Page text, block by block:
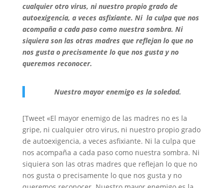
cualquier otro virus, ni nuestro propio grado de
autoexigencia, a veces asfixiante. Ni la culpa que nos
acompaña a cada paso como nuestra sombra. Ni
siquiera son las otras madres que reflejan lo que no
nos gusta o precisamente lo que nos gusta y no
queremos reconocer.
Nuestro mayor enemigo es la soledad.
[Tweet «El mayor enemigo de las madres no es la
gripe, ni cualquier otro virus, ni nuestro propio grado
de autoexigencia, a veces asfixiante. Ni la culpa que
nos acompaña a cada paso como nuestra sombra. Ni
siquiera son las otras madres que reflejan lo que no
nos gusta o precisamente lo que nos gusta y no